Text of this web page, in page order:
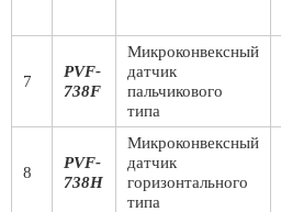
7
PVF-
738F
Микроконвексный
датчик
пальчикового
типа
8
PVF-
738H
Микроконвексный
датчик
горизонтального
типа